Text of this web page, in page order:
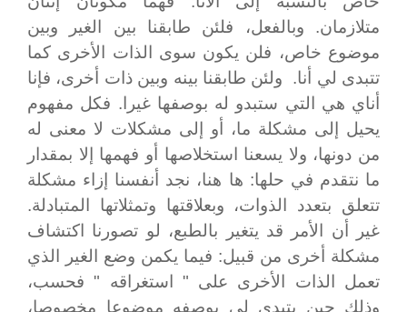
متلازمان. وبالفعل، فلئن طابقنا بين الغير وبين
موضوع خاص، فلن يكون سوى الذات الأخرى كما
تتبدى لي أنا. ولئن طابقنا بينه وبين ذات أخرى، فإنا
أناي هي التي ستبدو له بوصفها غيرا. فكل مفهوم
يحيل إلى مشكلة ما، أو إلى مشكلات لا معنى له
من دونها، ولا يسعنا استخلاصها أو فهمها إلا بمقدار
ما نتقدم في حلها: ها هنا، نجد أنفسنا إزاء مشكلة
تتعلق بتعدد الذوات، وبعلاقتها وتمثلاتها المتبادلة.
غير أن الأمر قد يتغير بالطبع، لو تصورنا اكتشاف
مشكلة أخرى من قبيل: فيما يكمن وضع الغير الذي
تعمل الذات الأخرى على " استغراقه " فحسب،
وذلك حين يتبدى لي بوصفه موضوعا مخصوصا،